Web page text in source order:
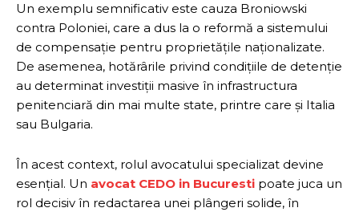
Un exemplu semnificativ este cauza Broniowski
contra Poloniei, care a dus la o reformă a sistemului
de compensație pentru proprietățile naționalizate.
De asemenea, hotărârile privind condițiile de detenție
au determinat investiții masive în infrastructura
penitenciară din mai multe state, printre care și Italia
sau Bulgaria.
În acest context, rolul avocatului specializat devine
esențial. Un avocat CEDO in Bucuresti poate juca un
rol decisiv în redactarea unei plângeri solide, în